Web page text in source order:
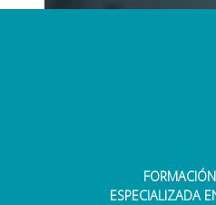
El retorno a la
ESPECIALIZADA